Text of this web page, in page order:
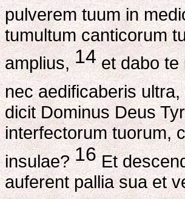
pulverem tuum in
tumultum canticorum
amplius,14et dabo te
nec aedificaberis
dicit Dominus Deus
interfectorum tuorum,
insulae?16Et
auferent pallia sua et